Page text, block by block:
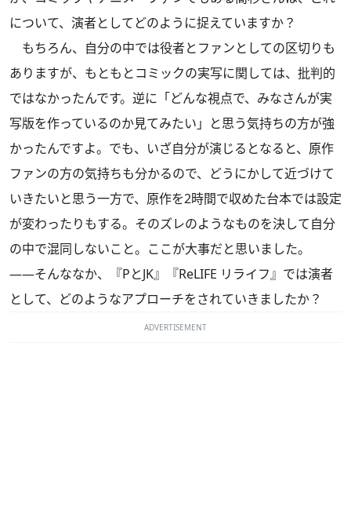
について、演者としてどのように捉えていますか？
もちろん、自分の中では役者とファンとしての区切りも
ありますが、もともとコミックの実写に関しては、批判的
ではなかったんです。逆に「どんな視点で、みなさんが実
写版を作っているのか見てみたい」と思う気持ちの方が強
かったんですよ。でも、いざ自分が演じるとなると、原作
ファンの方の気持ちも分かるので、どうにかして近づけて
いきたいと思う一方で、原作を2時間で収めた台本では設定
が変わったりもする。そのズレのようなものを決して自分
の中で混同しないこと。ここが大事だと思いました。
――そんななか、『PとJK』『ReLIFE リライフ』では演者
として、どのようなアプローチをされていきましたか？
ADVERTISEMENT